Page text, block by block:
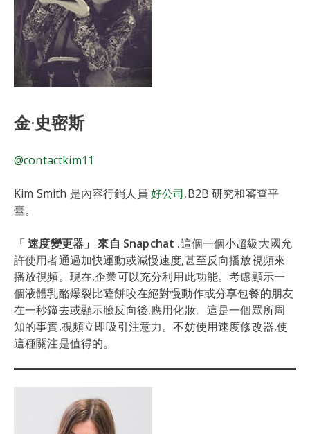
金·史密斯
@contactkim11
Kim Smith 是內容行銷人員 好公司,B2B 研究和審查平
臺。
「 速度變更器」 來自 Snapchat .這個一個小超級大國允
許使用者通過加快運動或減慢速度,甚至反向播放視頻來
播放視頻。現在,企業可以充分利用此功能。考慮顯示一
個液體乳酪爆裂比薩餅咬在絕對慢動作或分享包餐的朋友
在一秒鐘去或顯示臉反向後,應用化妝。這是一個眾所周
知的事實,視頻立即吸引注意力。不妨使用速度修改器,使
這種關注是值得的。